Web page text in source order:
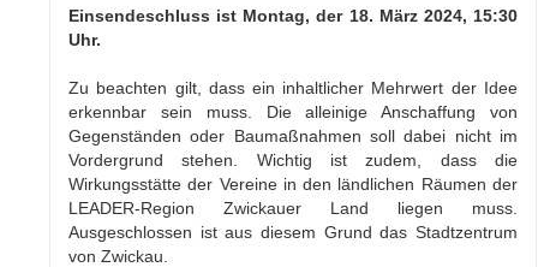
Einsendeschluss ist Montag, der 18. März 2024, 15:30
Uhr.
Zu beachten gilt, dass ein inhaltlicher Mehrwert der Idee
erkennbar sein muss. Die alleinige Anschaffung von
Gegenständen oder Baumaßnahmen soll dabei nicht im
Vordergrund stehen. Wichtig ist zudem, dass die
Wirkungsstätte der Vereine in den ländlichen Räumen der
LEADER-Region Zwickauer Land liegen muss.
Ausgeschlossen ist aus diesem Grund das Stadtzentrum
von Zwickau.